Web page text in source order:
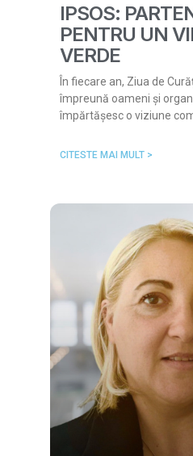
IPSOS:
PENTRU UN
VERDE
În fiecare an, Ziua de
împreună oameni și
împărtășesc o viziune
CITESTE MAI MULT >